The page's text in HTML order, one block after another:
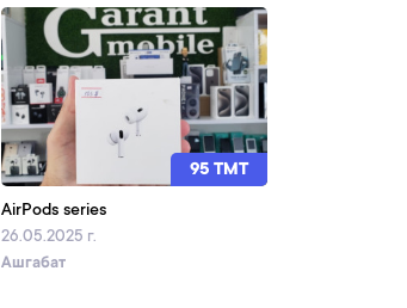
95 TMT
AirPods series
26.05.2025 г.
Ашгабат